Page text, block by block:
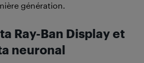
génération.
Ray-Ban Display et
neuronal